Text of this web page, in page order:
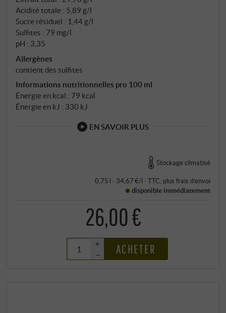
Acidité totale : 5,89 g/l
Sucre résiduel : 1,44 g/l
Sulfites : 79 mg/l
pH : 3,35
Allergènes
contient des sulfites
Informations nutritionnelles pro 100 ml
Énergie en kcal : 79 kcal
Énergie en kJ : 330 kJ
EN SAVOIR PLUS
Stockage climatisé
0,75 l · 34,67 €/l · TTC , plus frais d’envoi
disponible immédiatement
26,00 €
+
–
ACHETER